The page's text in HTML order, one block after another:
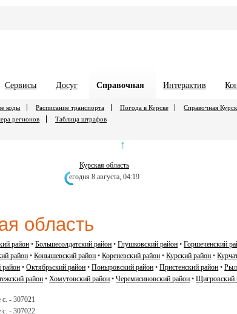
Сервисы Досуг Справочная Интерактив
коды Расписание транспорта Погода в Курске Справочная
регионов Таблица штрафов
↑
Курская облаcть
егодня 8 августа, 04:19
облаcть
район •Большесолдатский район •Глушковский район •Горшеченский
район •Конышевский район •Кореневский район •Курский район •
район •Октябрьский район •Поныровский район •Пристенский район •
район •Хомутовский район •Черемисиновский район •Щигровский
с. - 307021
с. - 307022